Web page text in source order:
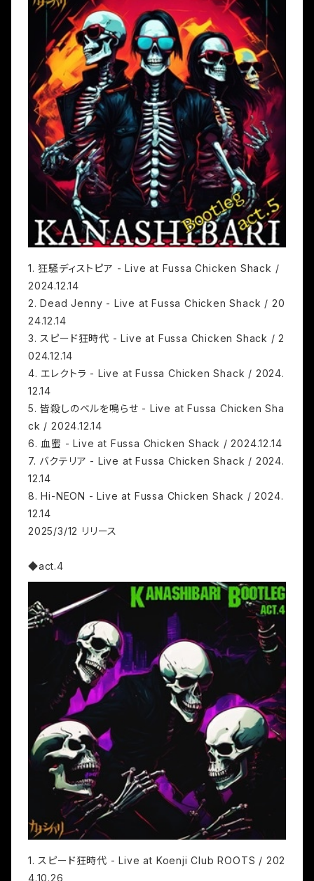
1. 狂騒ディストピア - Live at Fussa Chicken Shack /
2024.12.14
2. Dead Jenny - Live at Fussa Chicken Shack / 20
24.12.14
3. スピード狂時代 - Live at Fussa Chicken Shack / 2
024.12.14
4. エレクトラ - Live at Fussa Chicken Shack / 2024.
12.14
5. 皆殺しのベルを鳴らせ - Live at Fussa Chicken Sha
ck / 2024.12.14
6. 血蜜 - Live at Fussa Chicken Shack / 2024.12.14
7. バクテリア - Live at Fussa Chicken Shack / 2024.
12.14
8. Hi-NEON - Live at Fussa Chicken Shack / 2024.
12.14
2025/3/12 リリース
◆act.4
1. スピード狂時代 - Live at Koenji Club ROOTS / 202
4.10.26